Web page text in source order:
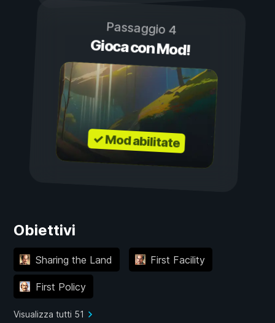
Passaggio 4
Gioca con Mod!
✓ Mod abilitate
Obiettivi
Sharing the Land First Facility
First Policy
Visualizza tutti 51